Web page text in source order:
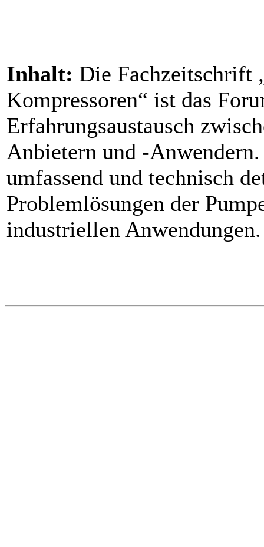
Inhalt: Die Fachzeitschrift
Kompressoren“ ist das
Erfahrungsaustausch
Anbietern und -
umfassend und technisch
Problemlösungen der
industriellen Anwendungen.